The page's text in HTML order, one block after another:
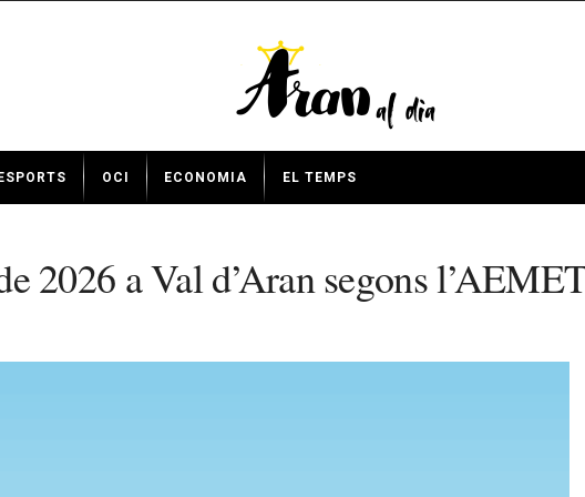
ESPORTS OCI ECONOMIA EL TEMPS
2026 a Val d’Aran segons